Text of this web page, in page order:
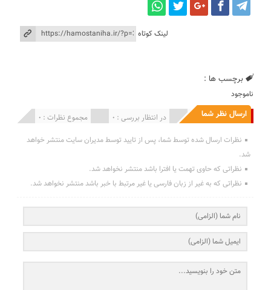
لینک کوتاه
برچسب ها :
ناموجود
ارسال نظر شما مجموع نظرات : 0 در انتظار بررسی : 0 انتشار یافته : 0
نظرات ارسال شده توسط شما، پس از تایید توسط مدیران سایت منتشر خواهد
شد.
نظراتی که حاوی تهمت یا افترا باشد منتشر نخواهد شد.
نظراتی که به غیر از زبان فارسی یا غیر مرتبط با خبر باشد منتشر نخواهد شد.